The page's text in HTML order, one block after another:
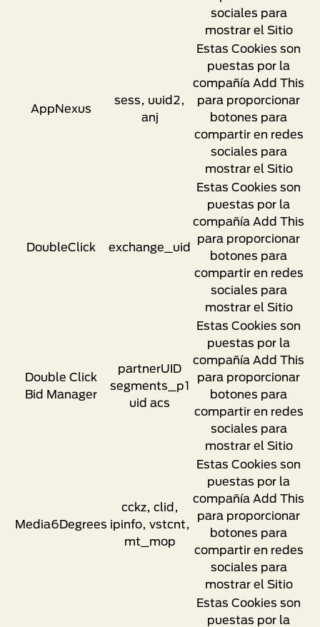
sociales para
mostrar el Sitio
AppNexus
sess, uuid2,
anj
Estas Cookies son
puestas por la
compañía Add This
para proporcionar
botones para
compartir en redes
sociales para
mostrar el Sitio
DoubleClick exchange_uid
Estas Cookies son
puestas por la
compañía Add This
para proporcionar
botones para
compartir en redes
sociales para
mostrar el Sitio
Double Click
Bid Manager
partnerUID
segments_p1
uid acs
Estas Cookies son
puestas por la
compañía Add This
para proporcionar
botones para
compartir en redes
sociales para
mostrar el Sitio
Media6Degrees
cckz, clid,
ipinfo, vstcnt,
mt_mop
Estas Cookies son
puestas por la
compañía Add This
para proporcionar
botones para
compartir en redes
sociales para
mostrar el Sitio
Estas Cookies son
puestas por la